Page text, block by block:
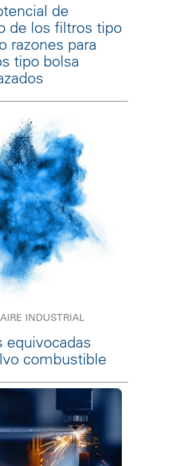
de
de los filtros tipo
razones para
tipo bolsa
INDUSTRIAL
equivocadas
combustible